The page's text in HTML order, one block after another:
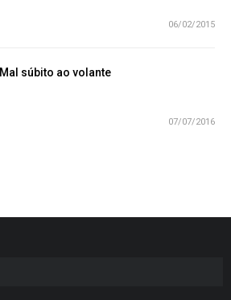
06/02/2015
Mal súbito ao volante
07/07/2016